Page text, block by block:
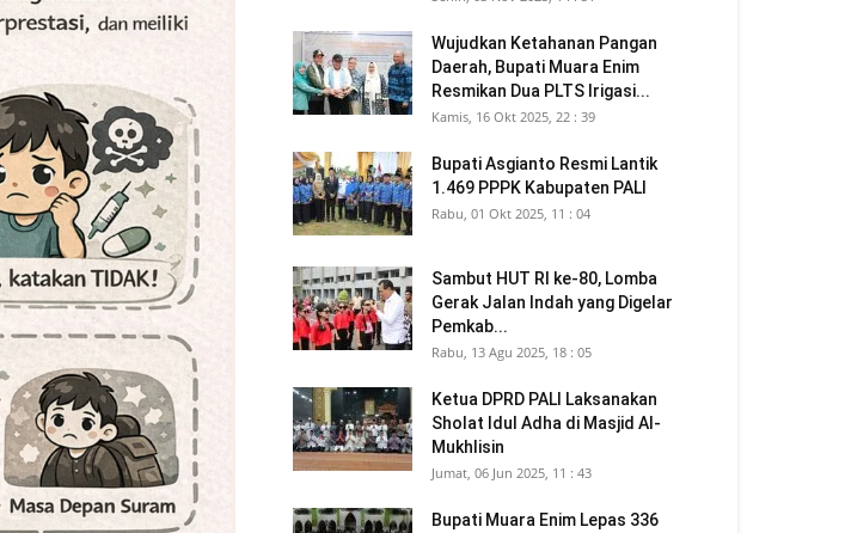
Wujudkan Ketahanan Pangan
Daerah, Bupati Muara Enim
Resmikan Dua PLTS Irigasi...
Kamis, 16 Okt 2025, 22 : 39
Bupati Asgianto Resmi Lantik
1.469 PPPK Kabupaten PALI
Rabu, 01 Okt 2025, 11 : 04
Sambut HUT RI ke-80, Lomba
Gerak Jalan Indah yang Digelar
Pemkab...
Rabu, 13 Agu 2025, 18 : 05
Ketua DPRD PALI Laksanakan
Sholat Idul Adha di Masjid Al-
Mukhlisin
Jumat, 06 Jun 2025, 11 : 43
Bupati Muara Enim Lepas 336